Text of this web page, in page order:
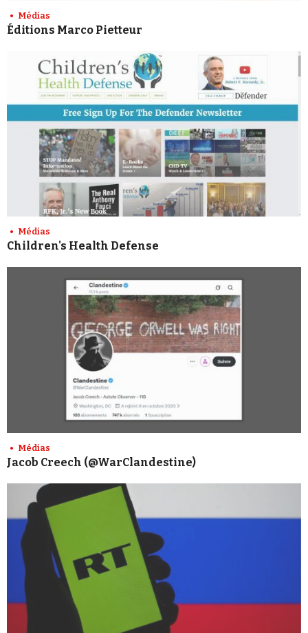
Médias
Éditions Marco Pietteur
Médias
Children's Health Defense
Médias
Jacob Creech (@WarClandestine)